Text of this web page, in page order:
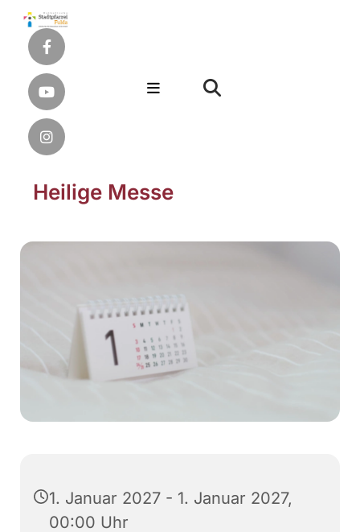
Heilige Messe
1. Januar 2027 - 1. Januar 2027,
00:00 Uhr